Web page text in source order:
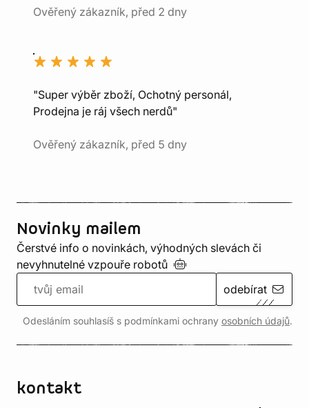
Ověřený zákazník, před 2 dny
"Super výběr zboží, Ochotný personál,
Prodejna je ráj všech nerdů"
Ověřený zákazník, před 5 dny
Novinky mailem
Čerstvé info o novinkách, výhodných slevách či
nevyhnutelné vzpouře robotů
odebírat
Odesláním souhlasíš s podmínkami ochrany osobních údajů.
kontakt